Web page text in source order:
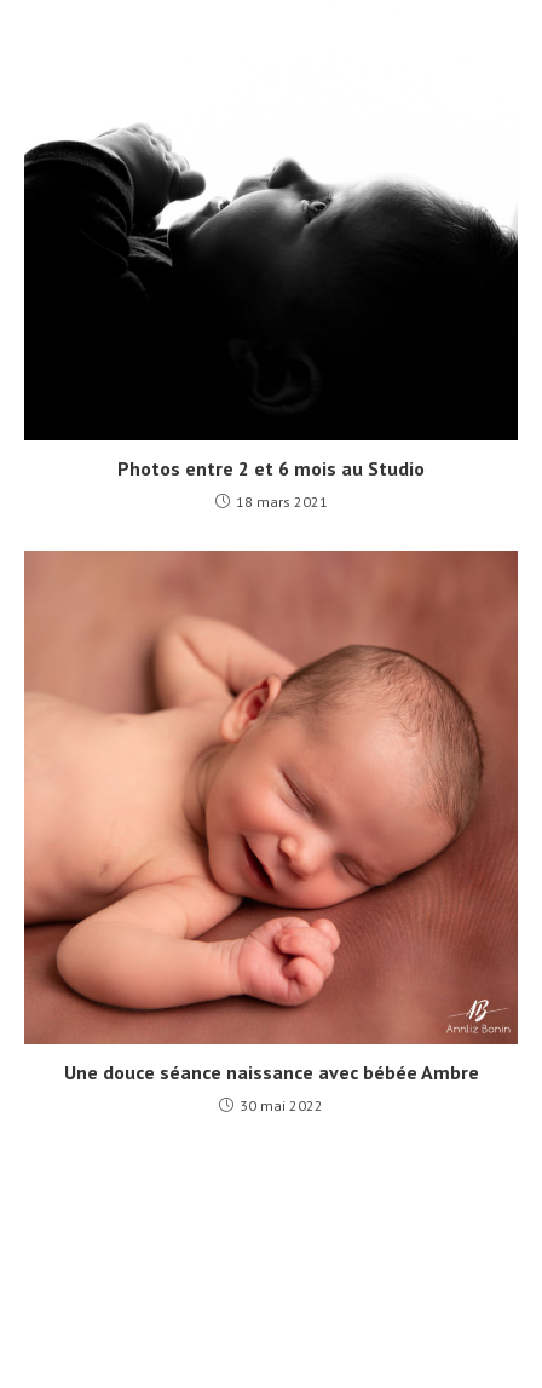
Photos entre 2 et 6 mois au Studio
18 mars 2021
Une douce séance naissance avec bébée Ambre
30 mai 2022